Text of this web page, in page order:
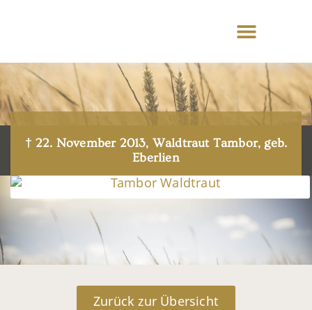
† 22. November 2013, Waldtraut Tambor, geb.
Eberlien
Zurück zur Übersicht